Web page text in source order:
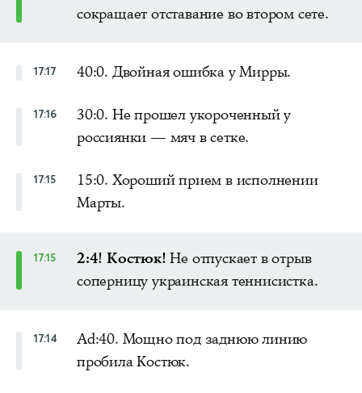
сокращает отставание во втором сете.
17:17 40:0. Двойная ошибка у Мирры.
17:16
30:0. Не прошел укороченный у
россиянки — мяч в сетке.
17:15
15:0. Хороший прием в исполнении
Марты.
17:15 2:4! Костюк! Не отпускает в отрыв
соперницу украинская теннисистка.
17:14
Ad:40. Мощно под заднюю линию
пробила Костюк.